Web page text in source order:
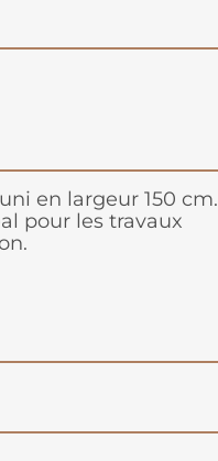
en largeur 150 cm.
pour les travaux